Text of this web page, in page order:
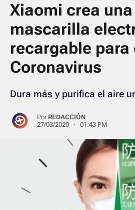
Xiaomi crea una
mascarilla
recargable para
Coronavirus
Dura más y purifica el aire
Por REDACCIÓN
27/03/2020 · 01:43 PM